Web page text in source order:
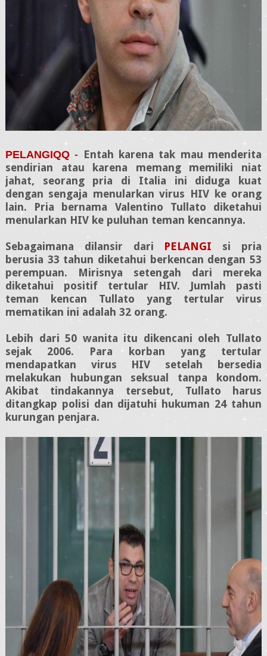
PELANGIQQ - Entah karena tak mau menderita
sendirian atau karena memang memiliki niat
jahat, seorang pria di Italia ini diduga kuat
dengan sengaja menularkan virus HIV ke orang
lain. Pria bernama Valentino Tullato diketahui
menularkan HIV ke puluhan teman kencannya.
Sebagaimana dilansir dari PELANGI
si pria
berusia 33 tahun diketahui berkencan dengan 53
perempuan. Mirisnya setengah dari mereka
diketahui positif tertular HIV. Jumlah pasti
teman kencan Tullato yang tertular virus
mematikan ini adalah 32 orang.
Lebih dari 50 wanita itu dikencani oleh Tullato
sejak 2006. Para korban yang tertular
mendapatkan virus HIV setelah bersedia
melakukan hubungan seksual tanpa kondom.
Akibat tindakannya tersebut, Tullato harus
ditangkap polisi dan dijatuhi hukuman 24 tahun
kurungan penjara.